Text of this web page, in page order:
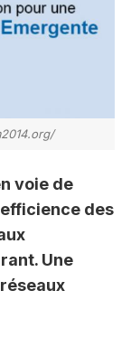
voie de
des
Une